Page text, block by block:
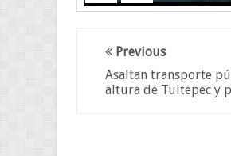
Previous
Asaltan transporte
altura de Tultepec y